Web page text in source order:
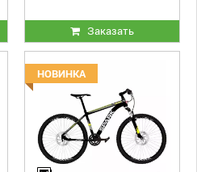
Заказать
НОВИНКА